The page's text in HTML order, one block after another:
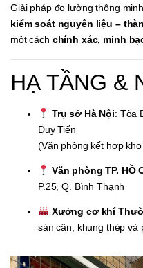
Giải pháp đo lường thông
kiểm soát nguyên liệu –
một cách chính xác, minh
HẠ TẦNG &
Trụ sở Hà Nội: Tòa
Duy Tiến
(Văn phòng kết hợp
Văn phòng TP. HỒ
P.25, Q. Bình Thạnh
Xưởng cơ khí
sàn cân, khung thép và